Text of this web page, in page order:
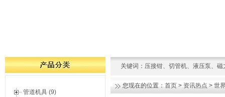
管道机具 (9)
关键词： 压接钳、 切管机、 液压泵、 磁
您现在的位置： 首页 > 资讯热点 > 世